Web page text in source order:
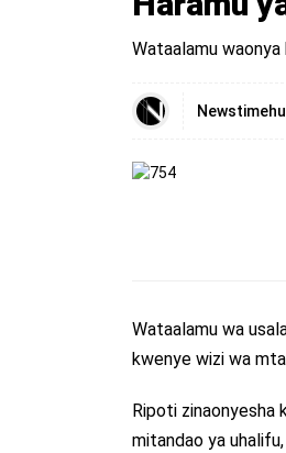
Wataalamu
Wataalamu wa
kwenye wizi wa
Ripoti zinaonyesha
mitandao ya